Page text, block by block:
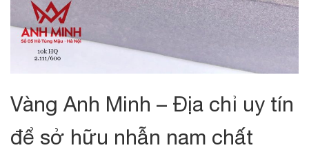
Vàng Anh Minh – Địa chỉ uy tín
để sở hữu nhẫn nam chất